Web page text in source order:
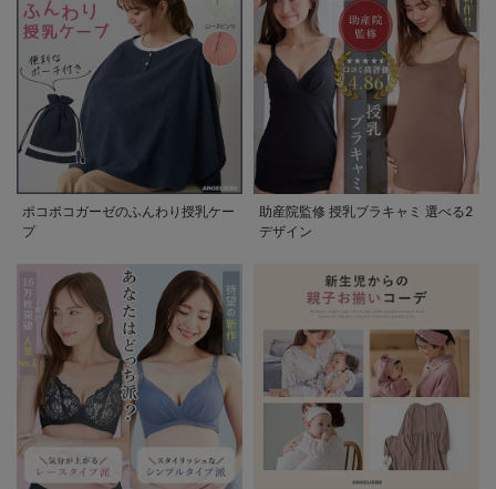
ポコポコガーゼのふんわり授乳ケー
プ
助産院監修 授乳ブラキャミ 選べる2
デザイン